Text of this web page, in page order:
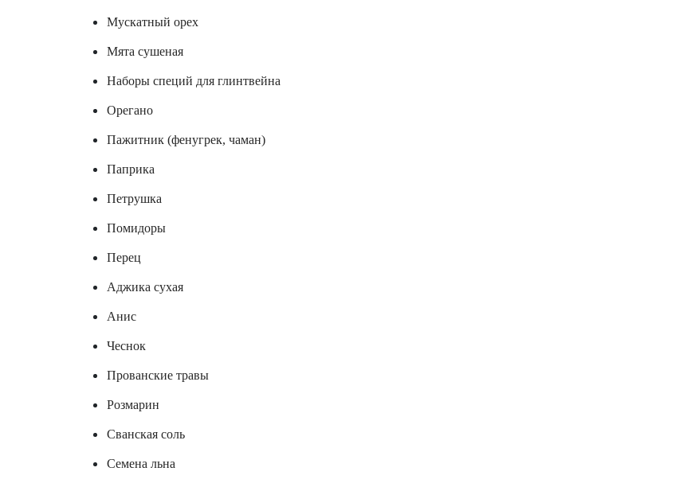
Мускатный орех
Мята сушеная
Наборы специй для глинтвейна
Орегано
Пажитник (фенугрек, чаман)
Паприка
Петрушка
Помидоры
Перец
Аджика сухая
Анис
Чеснок
Прованские травы
Розмарин
Сванская соль
Семена льна